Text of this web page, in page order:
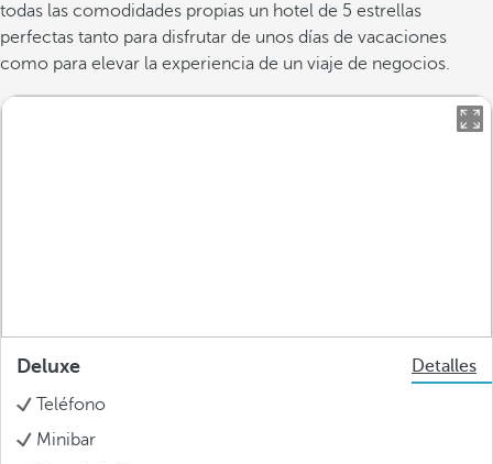
todas las comodidades propias un hotel de 5 estrellas
perfectas tanto para disfrutar de unos días de vacaciones
como para elevar la experiencia de un viaje de negocios.
Deluxe
Detalles
Teléfono
Minibar